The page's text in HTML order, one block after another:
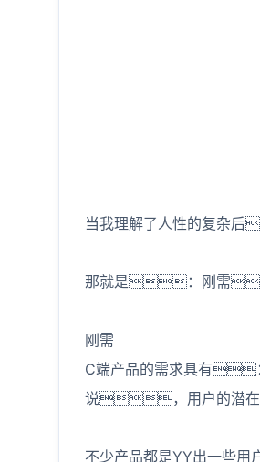
当我理解了人性的复杂
那就是：刚需
刚需
C端产品的需求具有
说，用户的潜在
不少产品都是YY出一些